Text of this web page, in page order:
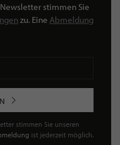
stimmen Sie
zu. Eine Abmeldung
stimmen Sie unseren
ist jederzeit möglich.